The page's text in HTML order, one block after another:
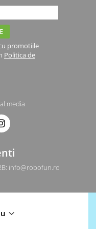
promotiile
Politica de
media
info@robofun.ro